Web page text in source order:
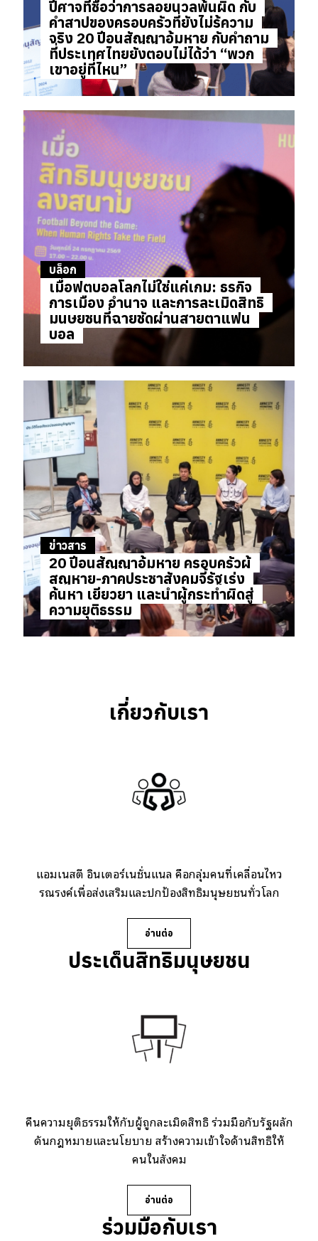
ปีศาจที่ชื่อว่าการลอยนวลพ้นผิด กับ
คำสาปของครอบครัวที่ยังไม่รู้ความ
จริง 20 ปีอนุสัญญาอุ้มหาย กับคำถาม
ที่ประเทศไทยยังตอบไม่ได้ว่า “พวก
เขาอยู่ที่ไหน”
บล็อก
เมื่อฟุตบอลโลกไม่ใช่แค่เกม: ธุรกิจ
การเมือง อำนาจ และการละเมิดสิทธิ
มนุษยชนที่ฉายชัดผ่านสายตาแฟน
บอล
ข่าวสาร
20 ปีอนุสัญญาอุ้มหาย ครอบครัวผู้
สูญหาย-ภาคประชาสังคมจี้รัฐเร่ง
ค้นหา เยียวยา และนำผู้กระทำผิดสู่
ความยุติธรรม
เกี่ยวกับเรา
แอมเนสตี้ อินเตอร์เนชั่นแนล คือกลุ่มคนที่เคลื่อนไหว
รณรงค์เพื่อส่งเสริมและปกป้องสิทธิมนุษยชนทั่วโลก
อ่านต่อ
ประเด็นสิทธิมนุษยชน
คืนความยุติธรรมให้กับผู้ถูกละเมิดสิทธิ ร่วมมือกับรัฐผลัก
ดันกฎหมายและนโยบาย สร้างความเข้าใจด้านสิทธิให้
คนในสังคม
อ่านต่อ
ร่วมมือกับเรา